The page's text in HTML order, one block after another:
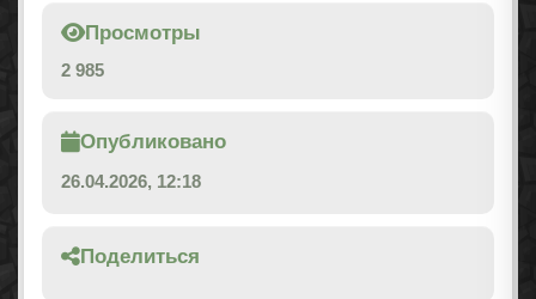
Просмотры
2 985
Опубликовано
26.04.2026, 12:18
Поделиться